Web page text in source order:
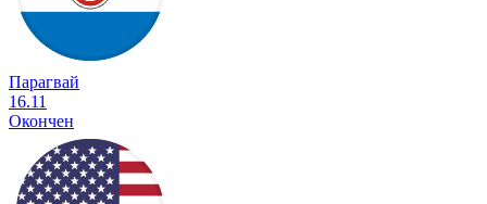
Парагвай
16.11
Окончен